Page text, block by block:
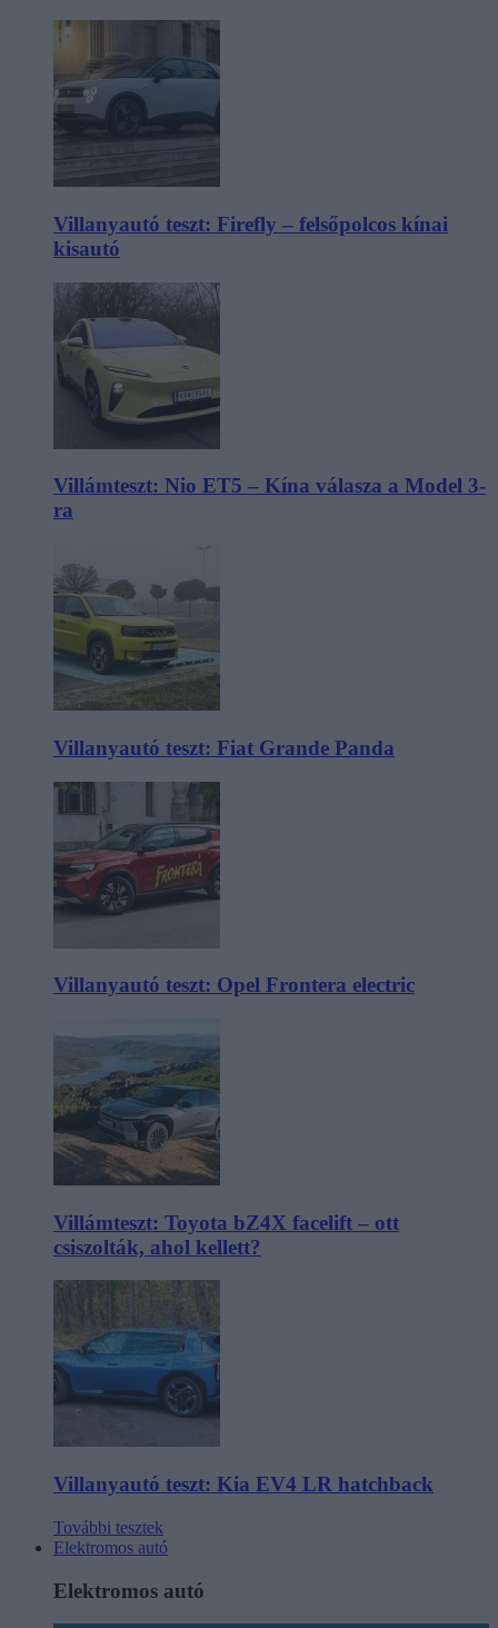
Villanyautó teszt: Firefly – felsőpolcos kínai
kisautó
Villámteszt: Nio ET5 – Kína válasza a Model 3-
ra
Villanyautó teszt: Fiat Grande Panda
Villanyautó teszt: Opel Frontera electric
Villámteszt: Toyota bZ4X facelift – ott
csiszolták, ahol kellett?
Villanyautó teszt: Kia EV4 LR hatchback
További tesztek
Elektromos autó
Elektromos autó